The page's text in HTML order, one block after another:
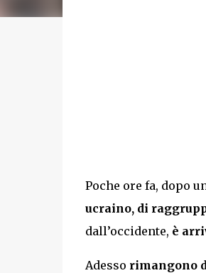
Poche ore fa, dopo
ucraino, di
dall’occidente, è
Adesso rimangono